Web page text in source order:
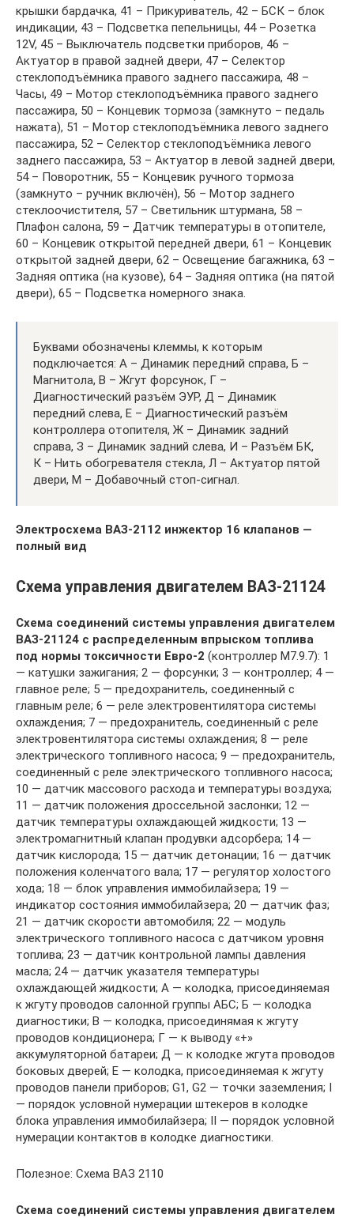
крышки бардачка, 41 – Прикуриватель, 42 – БСК – блок
индикации, 43 – Подсветка пепельницы, 44 – Розетка
12V, 45 – Выключатель подсветки приборов, 46 –
Актуатор в правой задней двери, 47 – Селектор
стеклоподъёмника правого заднего пассажира, 48 –
Часы, 49 – Мотор стеклоподъёмника правого заднего
пассажира, 50 – Концевик тормоза (замкнуто – педаль
нажата), 51 – Мотор стеклоподъёмника левого заднего
пассажира, 52 – Селектор стеклоподъёмника левого
заднего пассажира, 53 – Актуатор в левой задней двери,
54 – Поворотник, 55 – Концевик ручного тормоза
(замкнуто – ручник включён), 56 – Мотор заднего
стеклоочистителя, 57 – Светильник штурмана, 58 –
Плафон салона, 59 – Датчик температуры в отопителе,
60 – Концевик открытой передней двери, 61 – Концевик
открытой задней двери, 62 – Освещение багажника, 63 –
Задняя оптика (на кузове), 64 – Задняя оптика (на пятой
двери), 65 – Подсветка номерного знака.
Буквами обозначены клеммы, к которым
подключается: А – Динамик передний справа, Б –
Магнитола, В – Жгут форсунок, Г –
Диагностический разъём ЭУР, Д – Динамик
передний слева, Е – Диагностический разъём
контроллера отопителя, Ж – Динамик задний
справа, З – Динамик задний слева, И – Разъём БК,
К – Нить обогревателя стекла, Л – Актуатор пятой
двери, М – Добавочный стоп-сигнал.
Электросхема ВАЗ-2112 инжектор 16 клапанов —
полный вид
Схема управления двигателем ВАЗ-21124
Схема соединений системы управления двигателем
ВАЗ-21124 с распределенным впрыском топлива
под нормы токсичности Евро-2 (контроллер M7.9.7): 1
— катушки зажигания; 2 — форсунки; 3 — контроллер; 4 —
главное реле; 5 — предохранитель, соединенный с
главным реле; 6 — реле электровентилятора системы
охлаждения; 7 — предохранитель, соединенный с реле
электровентилятора системы охлаждения; 8 — реле
электрического топливного насоса; 9 — предохранитель,
соединенный с реле электрического топливного насоса;
10 — датчик массового расхода и температуры воздуха;
11 — датчик положения дроссельной заслонки; 12 —
датчик температуры охлаждающей жидкости; 13 —
электромагнитный клапан продувки адсорбера; 14 —
датчик кислорода; 15 — датчик детонации; 16 — датчик
положения коленчатого вала; 17 — регулятор холостого
хода; 18 — блок управления иммобилайзера; 19 —
индикатор состояния иммобилайзера; 20 — датчик фаз;
21 — датчик скорости автомобиля; 22 — модуль
электрического топливного насоса с датчиком уровня
топлива; 23 — датчик контрольной лампы давления
масла; 24 — датчик указателя температуры
охлаждающей жидкости; А — колодка, присоединяемая
к жгуту проводов салонной группы АБС; Б — колодка
диагностики; В — колодка, присоединямая к жгуту
проводов кондиционера; Г — к выводу «+»
аккумуляторной батареи; Д — к колодке жгута проводов
боковых дверей; Е — колодка, присоединяемая к жгуту
проводов панели приборов; G1, G2 — точки заземления; I
— порядок условной нумерации штекеров в колодке
блока управления иммобилайзера; II — порядок условной
нумерации контактов в колодке диагностики.
Полезное: Схема ВАЗ 2110
Схема соединений системы управления двигателем